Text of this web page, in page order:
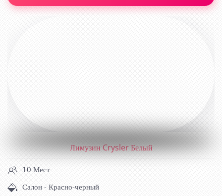
Лимузин Crysler Белый
10 Мест
Салон - Красно-черный